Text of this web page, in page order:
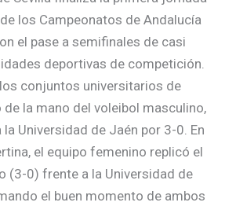
los Campeonatos de Andalucía
el pase a semifinales de casi
deportivas de competición.
conjuntos universitarios de
de la mano del voleibol masculino,
Universidad de Jaén por 3-0. En
el equipo femenino replicó el
(3-0) frente a la Universidad de
el buen momento de ambos